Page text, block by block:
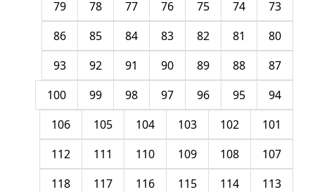
73
74
75
76
77
78
79
80
81
82
83
84
85
86
87
88
89
90
91
92
93
94
95
96
97
98
99
100
101
102
103
104
105
106
107
108
109
110
111
112
113
114
115
116
117
118